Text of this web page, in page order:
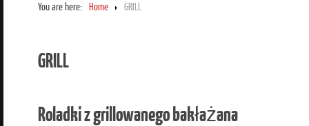
You are here: Home GRILL
GRILL
Roladki z grillowanego bakłażana